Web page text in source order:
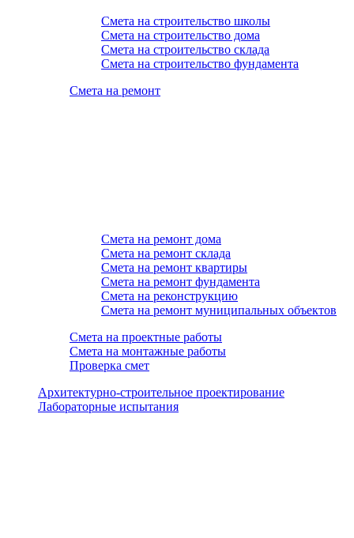
Смета на строительство школы
Смета на строительство дома
Смета на строительство склада
Смета на строительство фундамента
Смета на ремонт
Смета на ремонт дома
Смета на ремонт склада
Смета на ремонт квартиры
Смета на ремонт фундамента
Смета на реконструкцию
Смета на ремонт муниципальных объектов
Смета на проектные работы
Смета на монтажные работы
Проверка смет
Архитектурно-строительное проектирование
Лабораторные испытания